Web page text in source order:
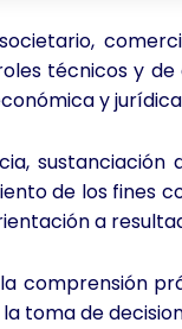
técnicos y
y
sustanciación
de los fines
a
comprensión
toma de